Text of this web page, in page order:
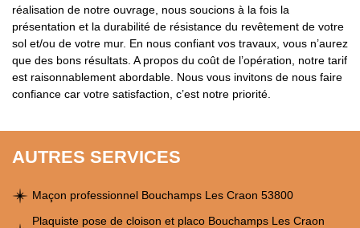
réalisation de notre ouvrage, nous soucions à la fois la
présentation et la durabilité de résistance du revêtement de votre
sol et/ou de votre mur. En nous confiant vos travaux, vous n’aurez
que des bons résultats. A propos du coût de l’opération, notre tarif
est raisonnablement abordable. Nous vous invitons de nous faire
confiance car votre satisfaction, c’est notre priorité.
AUTRES SERVICES
Maçon professionnel Bouchamps Les Craon 53800
Plaquiste pose de cloison et placo Bouchamps Les Craon